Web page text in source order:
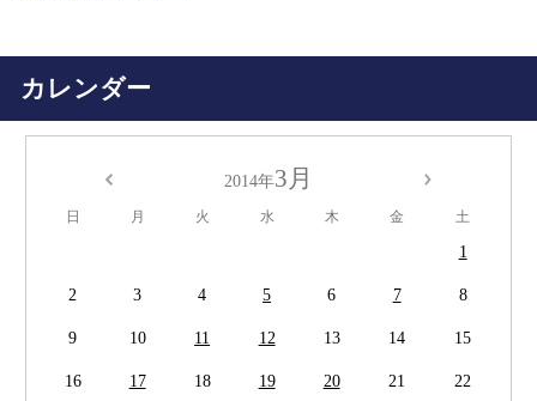
カレンダー
2014年3月
日 月 火 水 木 金 土
1
2 3 4 5 6 7 8
9 10 11 12 13 14 15
16 17 18 19 20 21 22